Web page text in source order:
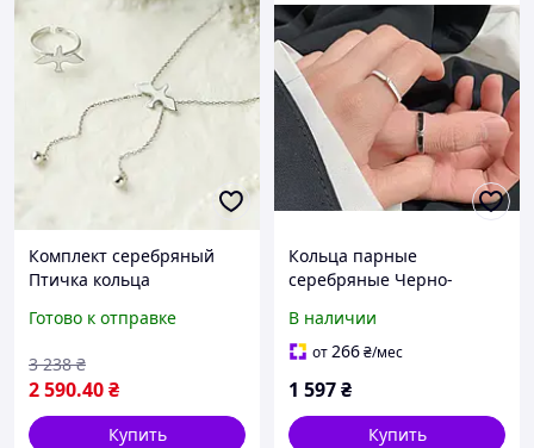
Комплект серебряный
Птичка кольца
белой эмалью
Готово к отправке
2 590.40₴
3 238 ₴
Купить
Кольца парные
серебряные Черно-
и белой эмалью, серебро
925 пробы, размер
В наличии
от266₴/мес
1 597₴
Купить